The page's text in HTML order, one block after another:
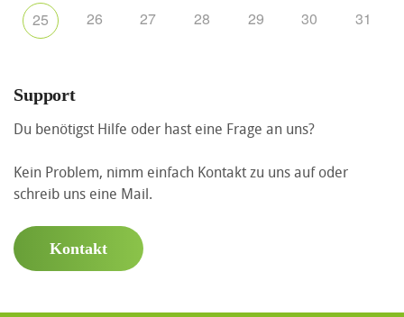
25 26 27 28 29 30 31
Support
Du benötigst Hilfe oder hast eine Frage an uns?
Kein Problem, nimm einfach Kontakt zu uns auf oder
schreib uns eine Mail.
Kontakt